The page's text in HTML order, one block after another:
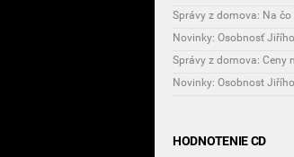
Správy z domova: Na
Novinky: Osobnosť
Správy z domova: Ceny
HODNOTENIE CD